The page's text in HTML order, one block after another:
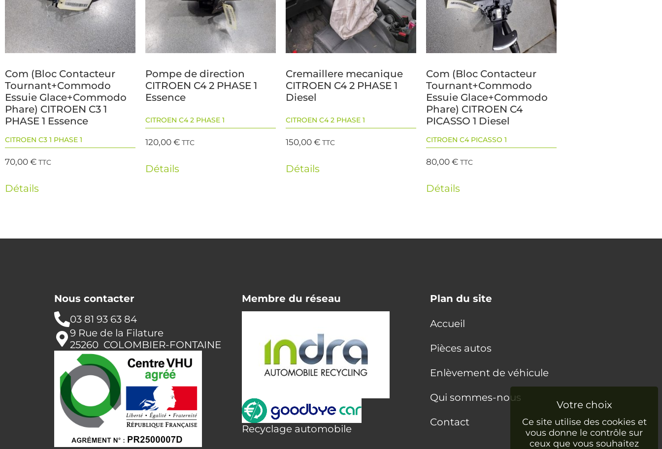
Com (Bloc Contacteur
Tournant+Commodo
Essuie Glace+Commodo
Phare) CITROEN C3 1
PHASE 1 Essence
CITROEN C3 1 PHASE 1
70,00€ TTC
Détails
Pompe de direction
CITROEN C4 2 PHASE 1
Essence
CITROEN C4 2 PHASE 1
120,00€ TTC
Détails
Cremaillere mecanique
CITROEN C4 2 PHASE 1
Diesel
CITROEN C4 2 PHASE 1
150,00€ TTC
Détails
Com (Bloc Contacteur
Tournant+Commodo
Essuie Glace+Commodo
Phare) CITROEN C4
PICASSO 1 Diesel
CITROEN C4 PICASSO 1
80,00€ TTC
Détails
Nous contacter
03 81 93 63 84
9 Rue de la Filature
25260 COLOMBIER-FONTAINE
Membre du réseau
Recyclage automobile
Plan du site
Accueil
Pièces autos
Enlèvement de véhicule
Qui sommes-nous
Contact
Ce site utilise des cookies et
vous donne le contrôle sur
ceux que vous souhaitez